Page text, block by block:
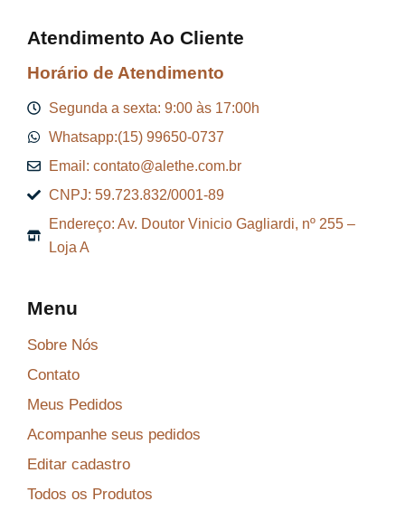
Atendimento Ao Cliente
Horário de Atendimento
Segunda a sexta: 9:00 às 17:00h
Whatsapp:(15) 99650-0737
Email: contato@alethe.com.br
CNPJ: 59.723.832/0001-89
Endereço: Av. Doutor Vinicio Gagliardi, nº 255 –
Loja A
Menu
Sobre Nós
Contato
Meus Pedidos
Acompanhe seus pedidos
Editar cadastro
Todos os Produtos